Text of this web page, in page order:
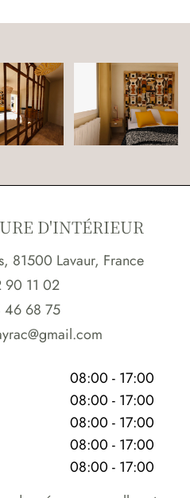
D'INTÉRIEUR
81500 Lavaur, France
11 02
68 75
08:00 - 17:00
08:00 - 17:00
08:00 - 17:00
08:00 - 17:00
08:00 - 17:00